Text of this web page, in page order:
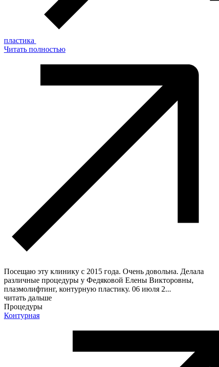
пластика
Читать полностью
Посещаю эту клинику с 2015 года. Очень довольна. Делала
различные процедуры у Федяковой Елены Викторовны,
плазмолифтинг, контурную пластику. 06 июля 2...
читать дальше
Процедуры
Контурная